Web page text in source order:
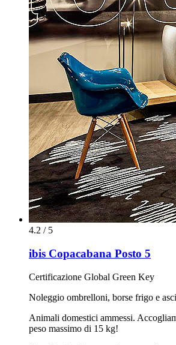
4.2 / 5
ibis Copacabana Posto 5
Certificazione Global Green Key
Noleggio ombrelloni, borse frigo e
Animali domestici ammessi.
peso massimo di 15 kg!